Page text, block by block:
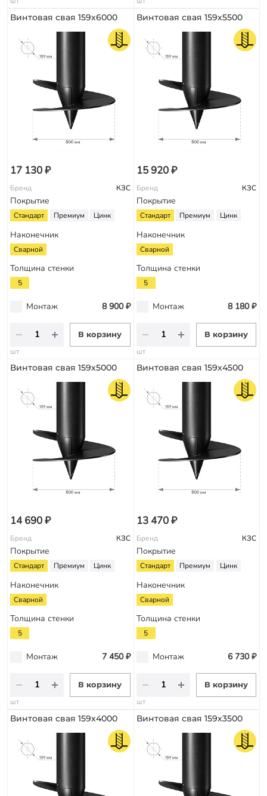
Винтовая свая 159х6000
17 130 ₽
Бренд КЗС
Покрытие
Стандарт Премиум Цинк
Наконечник
Сварной
Толщина стенки
5
Монтаж 8 900 ₽
В корзину
шт
Винтовая свая 159х5500
15 920 ₽
Бренд КЗС
Покрытие
Стандарт Премиум Цинк
Наконечник
Сварной
Толщина стенки
5
Монтаж 8 180 ₽
В корзину
шт
Винтовая свая 159х5000
14 690 ₽
Бренд КЗС
Покрытие
Стандарт Премиум Цинк
Наконечник
Сварной
Толщина стенки
5
Монтаж 7 450 ₽
В корзину
шт
Винтовая свая 159х4500
13 470 ₽
Бренд КЗС
Покрытие
Стандарт Премиум Цинк
Наконечник
Сварной
Толщина стенки
5
Монтаж 6 730 ₽
В корзину
шт
Винтовая свая 159х4000 Винтовая свая 159х3500